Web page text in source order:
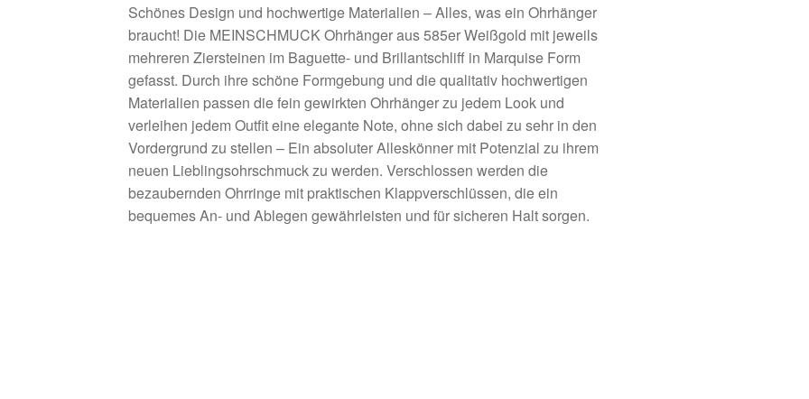
Schönes Design und hochwertige Materialien – Alles, was ein Ohrhänger
braucht! Die MEINSCHMUCK Ohrhänger aus 585er Weißgold mit jeweils
mehreren Ziersteinen im Baguette- und Brillantschliff in Marquise Form
gefasst. Durch ihre schöne Formgebung und die qualitativ hochwertigen
Materialien passen die fein gewirkten Ohrhänger zu jedem Look und
verleihen jedem Outfit eine elegante Note, ohne sich dabei zu sehr in den
Vordergrund zu stellen – Ein absoluter Alleskönner mit Potenzial zu ihrem
neuen Lieblingsohrschmuck zu werden. Verschlossen werden die
bezaubernden Ohrringe mit praktischen Klappverschlüssen, die ein
bequemes An- und Ablegen gewährleisten und für sicheren Halt sorgen.